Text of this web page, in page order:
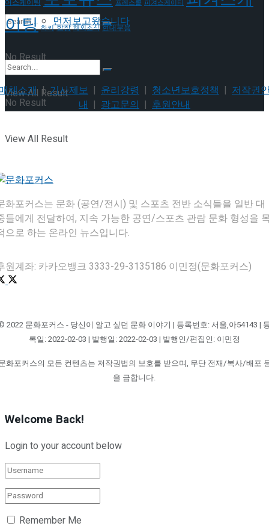
No Result
View All Result
먼저보고왔습니다
No Result
View All Result
어스케이팅 프레스콜 피겨스케이티
이팅 하키 합창 해외소식 현대무용
체소개|기사제보 | 윤리강령 | 청소년보호정책 | 저작권
내 | 광고문의 | 후원안내
화포커스는 문화 (공연/전시) 및 스포츠 전반 소식들을 일반 대
들에게 전달하여, 지속 가능한 공연/스포츠 관람 문화 형성을
으로 하는 온라인 뉴스입니다.
원계좌: 카카오뱅크 3333-29-3135186 이민정(문화포커스)
2022 문화포커스 - 당신이 알고 싶던 문화 이야기 | 등록번호: 서울,아54143 |
록일: 2022-02-03 | 발행일: 2022-02-03 | 발행인/편집인: 이민정
화포커스의 모든 컨텐츠는 저작권법의 보호를 받으며, 무단 전재/복사/배포
을 금합니다.
Welcome Back!
Login to your account below
Remember Me